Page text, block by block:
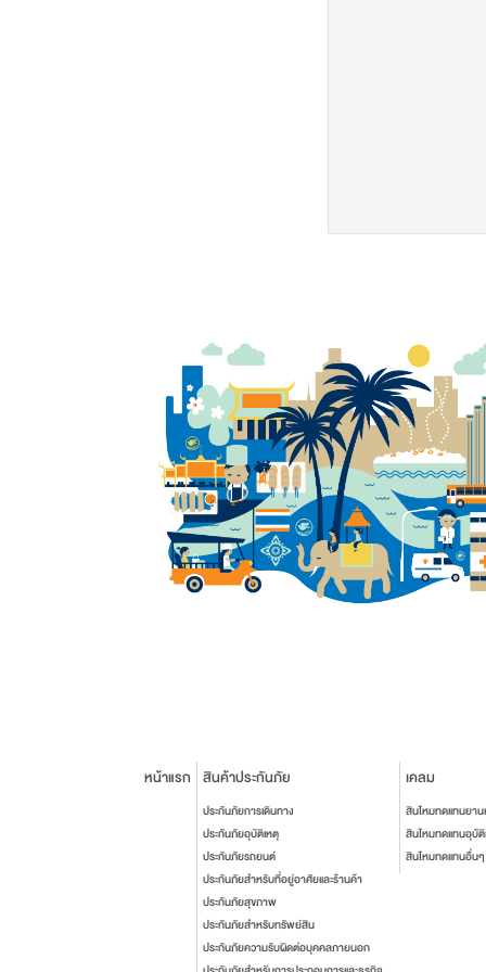
หน้าแรก สินค้าประกันภัย
ประกันภัยการเดินทาง
ประกันภัยอุบัติเหตุ
ประกันภัยรถยนต์
ประกันภัยสำหรับที่อยู่อาศัยและร้านค้า
ประกันภัยสุขภาพ
ประกันภัยสำหรับทรัพย์สิน
ประกันภัยความรับผิดต่อบุคคลภายนอก
เคลม
สินไหมทดแทนยา
สินไหมทดแทนอุบั
สินไหมทดแทนอื่นๆ